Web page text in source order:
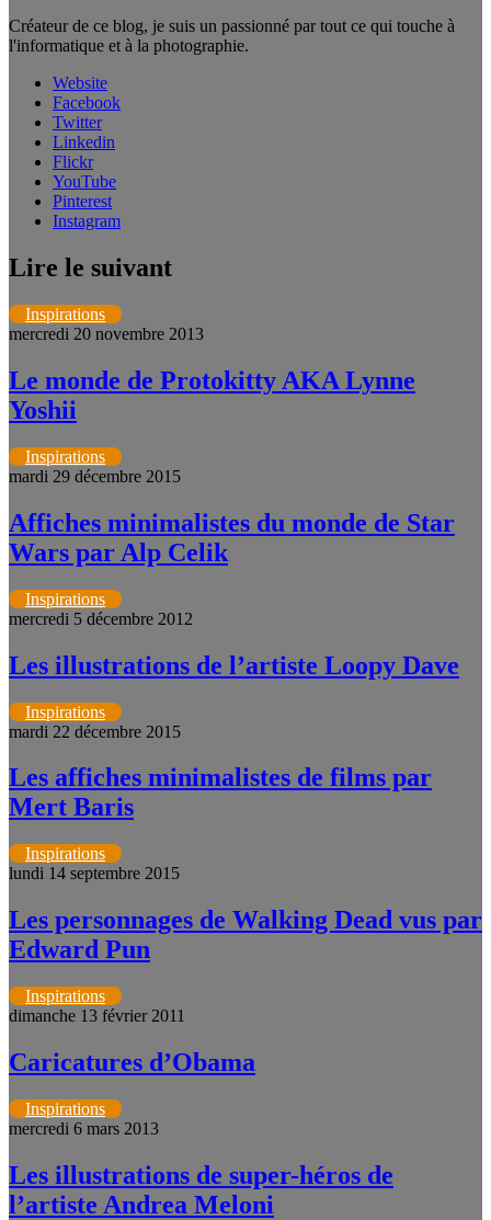
Créateur de ce blog, je suis un passionné par tout ce qui touche à
l'informatique et à la photographie.
Website
Facebook
Twitter
Linkedin
Flickr
YouTube
Pinterest
Instagram
Lire le suivant
Inspirations
mercredi 20 novembre 2013
Le monde de Protokitty AKA Lynne
Yoshii
Inspirations
mardi 29 décembre 2015
Affiches minimalistes du monde de Star
Wars par Alp Celik
Inspirations
mercredi 5 décembre 2012
Les illustrations de l’artiste Loopy Dave
Inspirations
mardi 22 décembre 2015
Les affiches minimalistes de films par
Mert Baris
Inspirations
lundi 14 septembre 2015
Les personnages de Walking Dead vus par
Edward Pun
Inspirations
dimanche 13 février 2011
Caricatures d’Obama
Inspirations
mercredi 6 mars 2013
Les illustrations de super-héros de
l’artiste Andrea Meloni